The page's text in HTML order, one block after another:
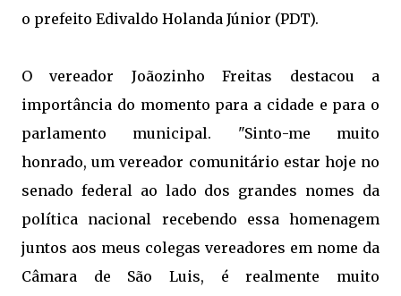
o prefeito Edivaldo Holanda Júnior (PDT).
O vereador Joãozinho Freitas destacou a
importância do momento para a cidade e para o
parlamento municipal. "Sinto-me muito
honrado, um vereador comunitário estar hoje no
senado federal ao lado dos grandes nomes da
política nacional recebendo essa homenagem
juntos aos meus colegas vereadores em nome da
Câmara de São Luis, é realmente muito